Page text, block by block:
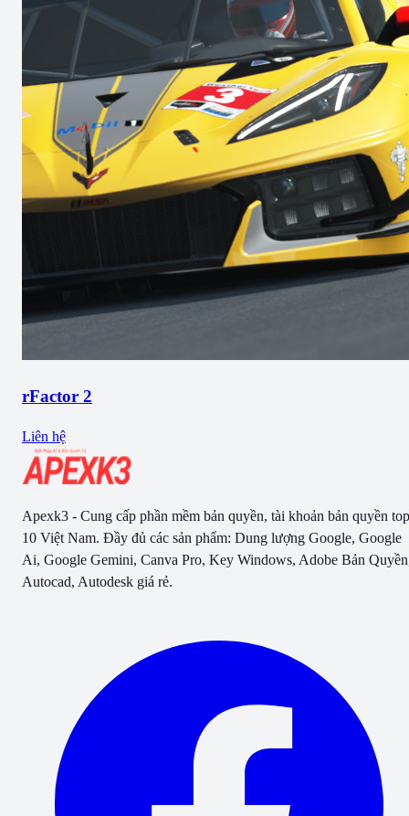
rFactor 2
Liên hệ
Apexk3 - Cung cấp phần mềm bản quyền, tài khoản bản quyền top
10 Việt Nam. Đầy đủ các sản phẩm: Dung lượng Google, Google
Ai, Google Gemini, Canva Pro, Key Windows, Adobe Bản
Autocad, Autodesk giá rẻ.